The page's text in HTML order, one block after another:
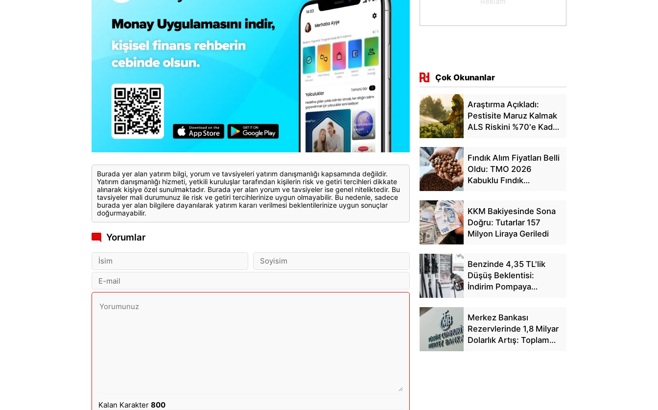
Burada yer alan yatırım bilgi, yorum ve tavsiyeleri yatırım danışmanlığı kapsamında değildir.
Yatırım danışmanlığı hizmeti, yetkili kuruluşlar tarafından kişilerin risk ve getiri tercihleri dikkate
alınarak kişiye özel sunulmaktadır. Burada yer alan yorum ve tavsiyeler ise genel niteliktedir. Bu
tavsiyeler mali durumunuz ile risk ve getiri tercihlerinize uygun olmayabilir. Bu nedenle, sadece
burada yer alan bilgilere dayanılarak yatırım kararı verilmesi beklentilerinize uygun sonuçlar
doğurmayabilir.
Yorumlar
Kalan Karakter800
Çok Okunanlar
Araştırma Açıkladı:
Pestisite Maruz Kalmak
ALS Riskini %70'e Kadar
Fındık Alım Fiyatları Belli
Oldu: TMO 2026
Kabuklu Fındık
KKM Bakiyesinde Sona
Doğru: Tutarlar 157
Milyon Liraya Geriledi
Benzinde 4,35 TL'lik
Düşüş Beklentisi:
İndirim Pompaya
Merkez Bankası
Rezervlerinde 1,8 Milyar
Dolarlık Artış: Toplam